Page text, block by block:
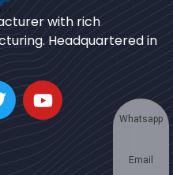
with rich
Headquartered in
Swahili
German
Japanese
Whatsapp
Email